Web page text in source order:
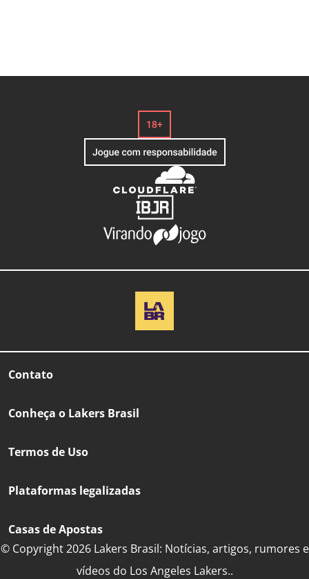
Contato
Conheça o Lakers Brasil
Termos de Uso
Plataformas legalizadas
Casas de Apostas
© Copyright 2026 Lakers Brasil: Notícias, artigos, rumores e
vídeos do Los Angeles Lakers..